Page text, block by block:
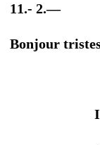
11.- 2.—
Bonjour
I